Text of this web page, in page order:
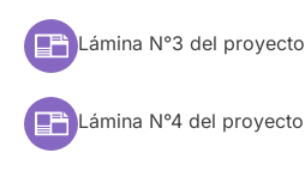
Lámina N°3 del proyecto
Lámina N°4 del proyecto